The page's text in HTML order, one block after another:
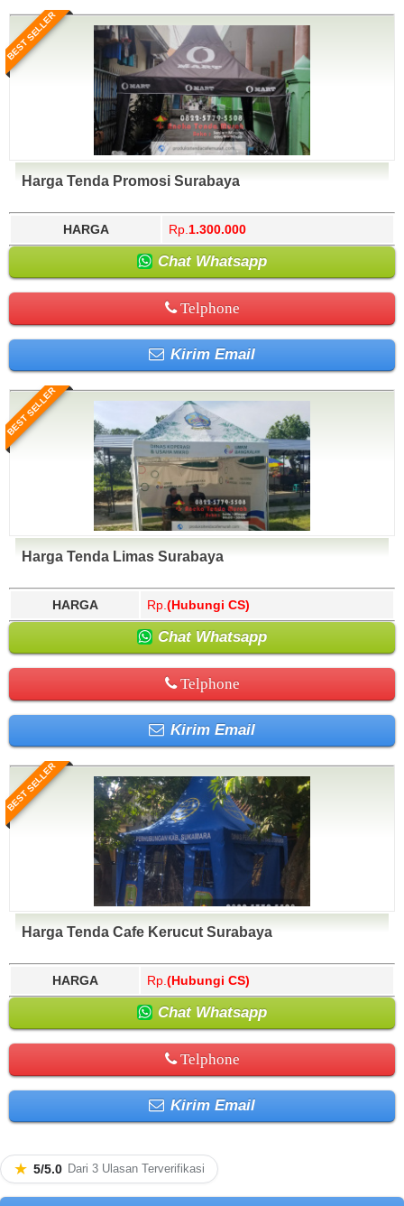
BEST SELLER
Harga Tenda Promosi Surabaya
HARGA Rp. 1.300.000
Chat Whatsapp
Telphone
Kirim Email
BEST SELLER
Harga Tenda Limas Surabaya
HARGA Rp. (Hubungi CS)
Chat Whatsapp
Telphone
Kirim Email
BEST SELLER
Harga Tenda Cafe Kerucut Surabaya
HARGA Rp. (Hubungi CS)
Chat Whatsapp
Telphone
Kirim Email
★ 5/5.0 Dari 3 Ulasan Terverifikasi